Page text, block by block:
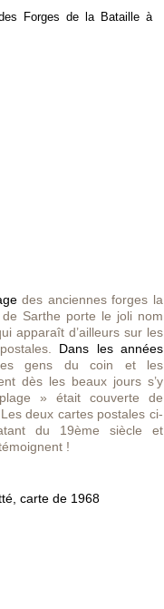
des anciennes forges la
Sarthe porte le joli nom
apparaît d’ailleurs sur les
Dans les années
gens du coin et les
dès les beaux jours s’y
» était couverte de
deux cartes postales ci-
du 19ème siècle et
!